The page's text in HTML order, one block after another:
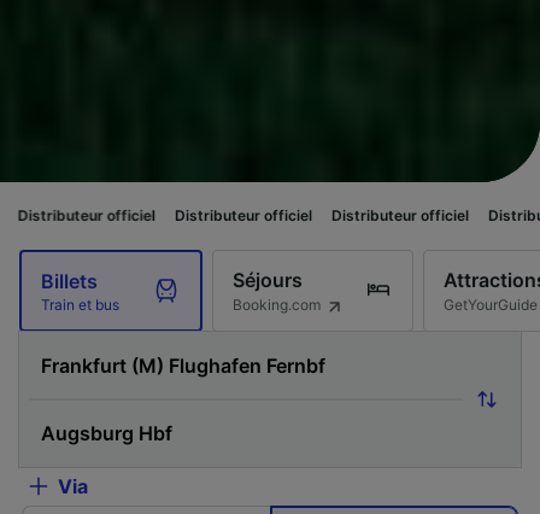
officiel Distributeur officiel Distributeur officiel Distributeur officiel
Billets
Train et bus
Séjours
Booking.com GetYourGuide
Via